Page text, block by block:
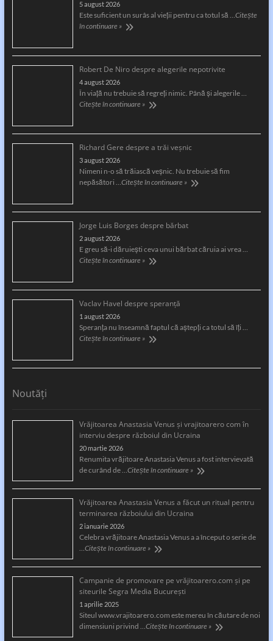
5 august 2026
Este suficient un surâs al vieţii pentru ca totul să … Citește
în continuare »
Robert De Niro despre alegerile nepotrivite
4 august 2026
În viață nu trebuie să regreți nimic. Până și alegerile …
Citește în continuare »
Richard Gere despre a trăi veșnic
3 august 2026
Nimeni n-o să trăiască veșnic. Nu trebuie să fim
nepăsători … Citește în continuare »
Jorge Luis Borges despre bărbat
2 august 2026
E greu să-i dăruiești ceva unui bărbat căruia ai vrea …
Citește în continuare »
Vaclav Havel despre speranță
1 august 2026
Speranţa nu înseamnă faptul că aştepţi ca totul să îţi …
Citește în continuare »
Noutăți
Vrăjitoarea Anastasia Venus și vrajitoarero com în
interviu despre războiul din Ucraina
20 martie 2026
Renumita vrăjitoare Anastasia Venus a fost intervievată
de curând de … Citește în continuare »
Vrăjitoarea Anastasia Venus a făcut un ritual pentru
terminarea războiului din Ucraina
2 ianuarie 2026
Celebra vrăjitoare Anastasia Venus a a început o serie de
Citește în continuare »
Campanie de promovare pe vrăjitoarero.com și pe
siteurile Segra Media București
1 aprilie 2025
Siteul www.vrajitoarero.com este mereu în căutare de noi
dimensiuni privind … Citește în continuare »